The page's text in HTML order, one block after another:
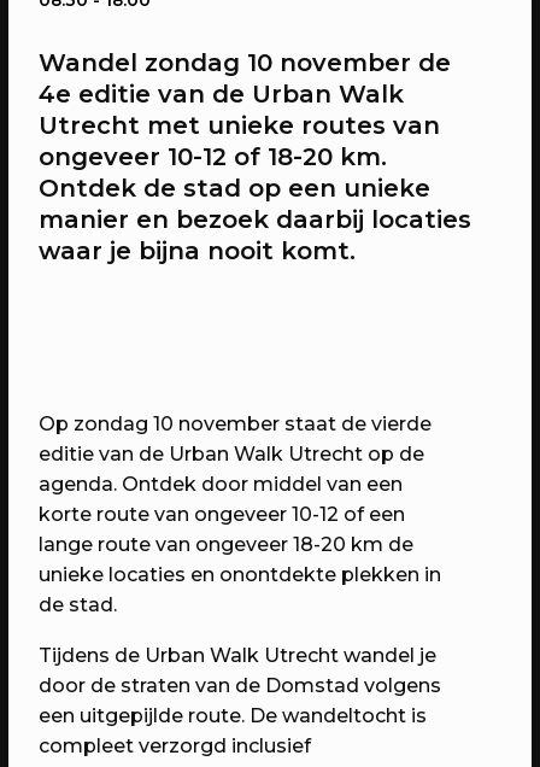
20/04/2023
Wandel zondag 10 november de
4e editie van de Urban Walk
Utrecht met unieke routes van
ongeveer 10-12 of 18-20 km.
Ontdek de stad op een unieke
manier en bezoek daarbij locaties
waar je bijna nooit komt.
Op zondag 10 november staat de vierde
editie van de Urban Walk Utrecht op de
agenda. Ontdek door middel van een
korte route van ongeveer 10-12 of een
lange route van ongeveer 18-20 km de
unieke locaties en onontdekte plekken in
de stad.
Tijdens de Urban Walk Utrecht wandel je
door de straten van de Domstad volgens
een uitgepijlde route. De wandeltocht is
compleet verzorgd inclusief